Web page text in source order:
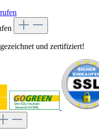
und zertifiziert!